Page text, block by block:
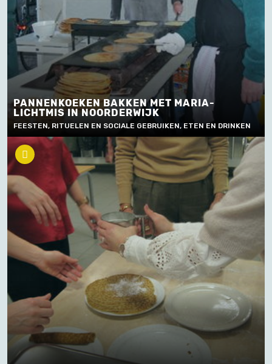
PANNENKOEKEN BAKKEN MET MARIA-
LICHTMIS IN NOORDERWIJK
FEESTEN, RITUELEN EN SOCIALE GEBRUIKEN, ETEN EN DRINKEN